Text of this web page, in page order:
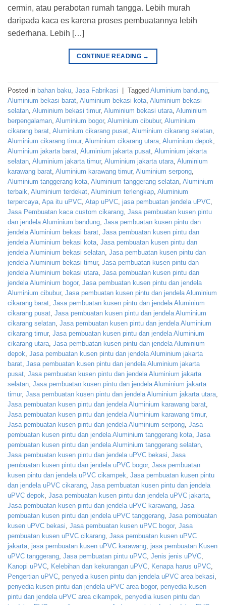
cermin, atau perabotan rumah tangga. Lebih murah
daripada kaca es karena proses pembuatannya lebih
sederhana. Lebih […]
CONTINUE READING →
Posted in bahan baku, Jasa Fabrikasi Tagged Aluminium bandung,
Aluminium bekasi barat, Aluminium bekasi kota, Aluminium bekasi
selatan, Aluminium bekasi timur, Aluminium bekasi utara, Aluminium
berpengalaman, Aluminium bogor, Aluminium cibubur, Aluminium
cikarang barat, Aluminium cikarang pusat, Aluminium cikarang selatan,
Aluminium cikarang timur, Aluminium cikarang utara, Aluminium depok,
Aluminium jakarta barat, Aluminium jakarta pusat, Aluminium jakarta
selatan, Aluminium jakarta timur, Aluminium jakarta utara, Aluminium
karawang barat, Aluminium karawang timur, Aluminium serpong,
Aluminium tanggerang kota, Aluminium tanggerang selatan, Aluminium
terbaik, Aluminium terdekat, Aluminium terlengkap, Aluminium
terpercaya, Apa itu uPVC, Atap uPVC, jasa pembuatan jendela uPVC,
Jasa Pembuatan kaca custom cikarang, Jasa pembuatan kusen pintu
dan jendela Aluminium bandung, Jasa pembuatan kusen pintu dan
jendela Aluminium bekasi barat, Jasa pembuatan kusen pintu dan
jendela Aluminium bekasi kota, Jasa pembuatan kusen pintu dan
jendela Aluminium bekasi selatan, Jasa pembuatan kusen pintu dan
jendela Aluminium bekasi timur, Jasa pembuatan kusen pintu dan
jendela Aluminium bekasi utara, Jasa pembuatan kusen pintu dan
jendela Aluminium bogor, Jasa pembuatan kusen pintu dan jendela
Aluminium cibubur, Jasa pembuatan kusen pintu dan jendela Aluminium
cikarang barat, Jasa pembuatan kusen pintu dan jendela Aluminium
cikarang pusat, Jasa pembuatan kusen pintu dan jendela Aluminium
cikarang selatan, Jasa pembuatan kusen pintu dan jendela Aluminium
cikarang timur, Jasa pembuatan kusen pintu dan jendela Aluminium
cikarang utara, Jasa pembuatan kusen pintu dan jendela Aluminium
depok, Jasa pembuatan kusen pintu dan jendela Aluminium jakarta
barat, Jasa pembuatan kusen pintu dan jendela Aluminium jakarta
pusat, Jasa pembuatan kusen pintu dan jendela Aluminium jakarta
selatan, Jasa pembuatan kusen pintu dan jendela Aluminium jakarta
timur, Jasa pembuatan kusen pintu dan jendela Aluminium jakarta utara,
Jasa pembuatan kusen pintu dan jendela Aluminium karawang barat,
Jasa pembuatan kusen pintu dan jendela Aluminium karawang timur,
Jasa pembuatan kusen pintu dan jendela Aluminium serpong, Jasa
pembuatan kusen pintu dan jendela Aluminium tanggerang kota, Jasa
pembuatan kusen pintu dan jendela Aluminium tanggerang selatan,
Jasa pembuatan kusen pintu dan jendela uPVC bekasi, Jasa
pembuatan kusen pintu dan jendela uPVC bogor, Jasa pembuatan
kusen pintu dan jendela uPVC cikampek, Jasa pembuatan kusen pintu
dan jendela uPVC cikarang, Jasa pembuatan kusen pintu dan jendela
uPVC depok, Jasa pembuatan kusen pintu dan jendela uPVC jakarta,
Jasa pembuatan kusen pintu dan jendela uPVC karawang, Jasa
pembuatan kusen pintu dan jendela uPVC tanggerang, Jasa pembuatan
kusen uPVC bekasi, Jasa pembuatan kusen uPVC bogor, Jasa
pembuatan kusen uPVC cikarang, Jasa pembuatan kusen uPVC
jakarta, jasa pembuatan kusen uPVC karawang, jasa pembuatan Kusen
uPVC tanggerang, Jasa pembuatan pintu uPVC, Jenis jenis uPVC,
Kanopi uPVC, Kelebihan dan kekurangan uPVC, Kenapa harus uPVC,
Pengertian uPVC, penyedia kusen pintu dan jendela uPVC area bekasi,
penyedia kusen pintu dan jendela uPVC area bogor, penyedia kusen
pintu dan jendela uPVC area cikampek, penyedia kusen pintu dan